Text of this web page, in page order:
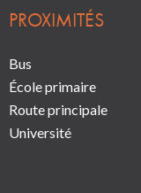
PROXIMITÉS
Bus
École primaire
Route principale
Université